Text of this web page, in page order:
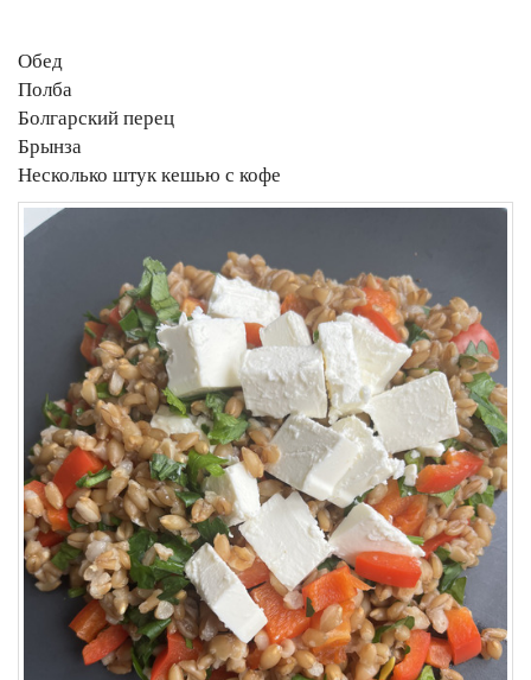
Обед
Полба
Болгарский перец
Брынза
Несколько штук кешью с кофе